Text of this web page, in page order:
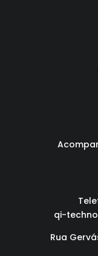
qi-
Rua